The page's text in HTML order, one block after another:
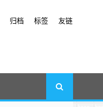
归档 标签 友链